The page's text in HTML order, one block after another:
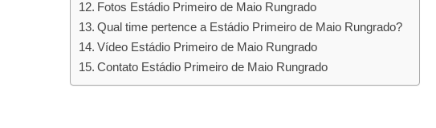
Fotos Estádio Primeiro de Maio Rungrado
Qual time pertence a Estádio Primeiro de Maio Rungrado?
Vídeo Estádio Primeiro de Maio Rungrado
Contato Estádio Primeiro de Maio Rungrado